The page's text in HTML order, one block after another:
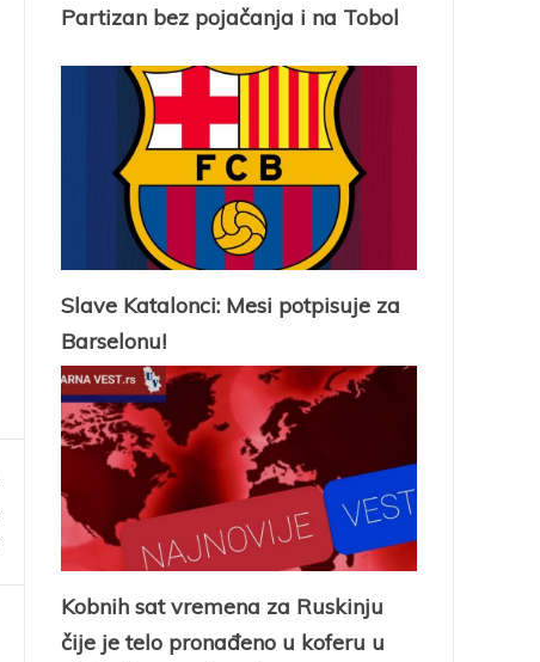
Partizan bez pojačanja i na Tobol
Slave Katalonci: Mesi potpisuje za
Barselonu!
Kobnih sat vremena za Ruskinju
čije je telo pronađeno u koferu u